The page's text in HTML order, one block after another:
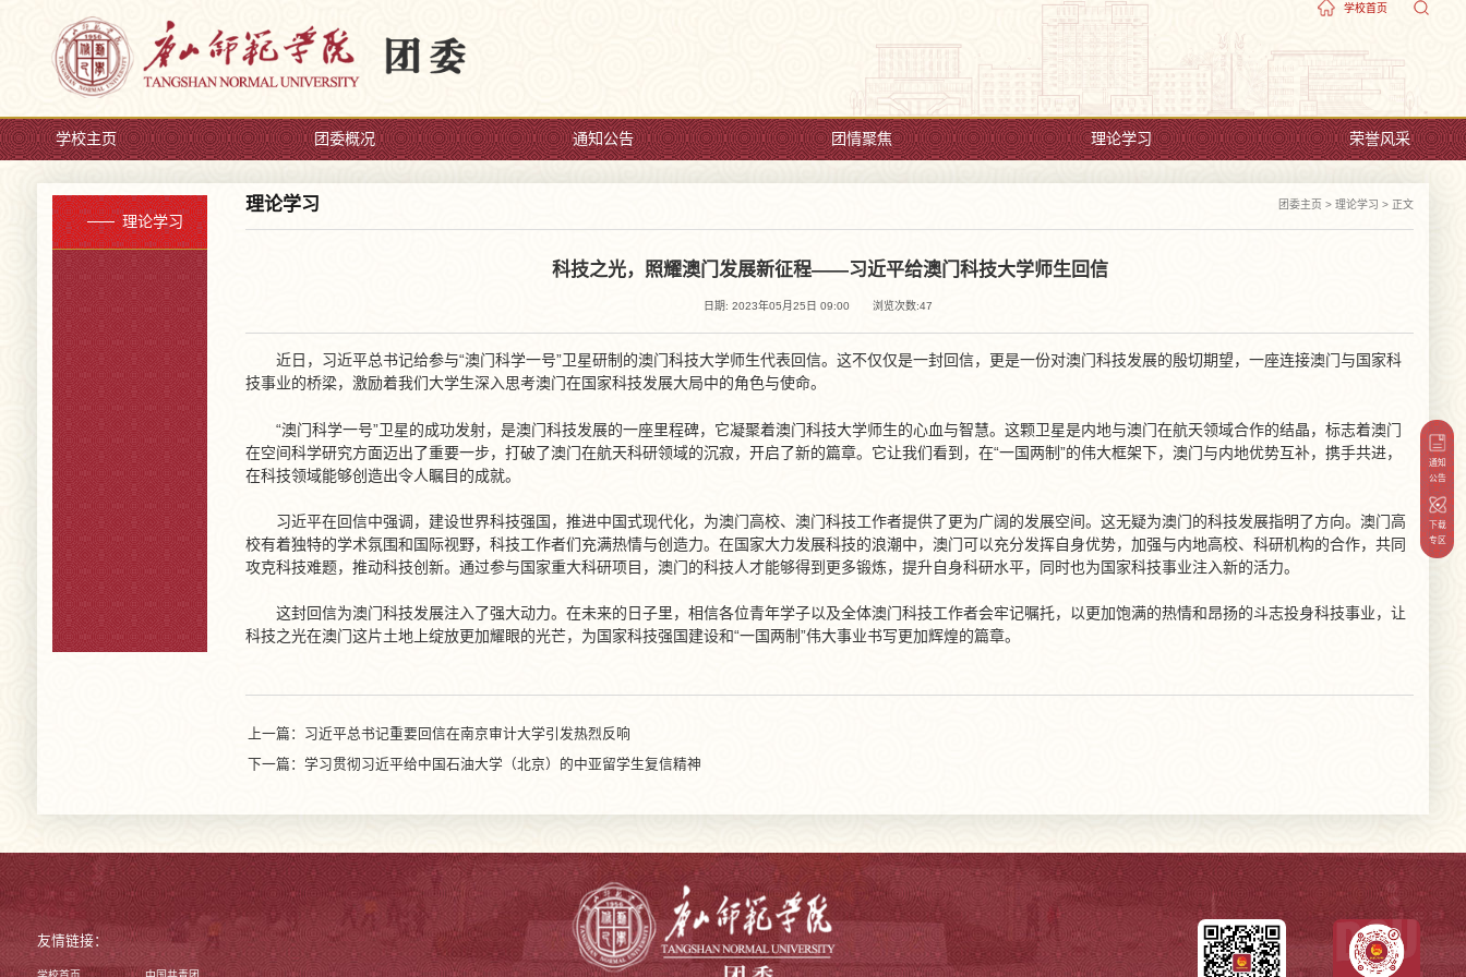
学校首页
学校主页 团委概况 通知公告 团情聚焦 理论学习 荣誉风采
理论学习
理论学习 团委主页 >理论学习 > 正文
科技之光，照耀澳门发展新征程——习近平给澳门科技大学师生回信
日期: 2023年05月25日 09:00 浏览次数:47
近日，习近平总书记给参与“澳门科学一号”卫星研制的澳门科技大学师生代表回信。这不仅仅是一封回信，更是一份对澳门科技发展的殷切期望，一座连接澳门与国家科
技事业的桥梁，激励着我们大学生深入思考澳门在国家科技发展大局中的角色与使命。
“澳门科学一号”卫星的成功发射，是澳门科技发展的一座里程碑，它凝聚着澳门科技大学师生的心血与智慧。这颗卫星是内地与澳门在航天领域合作的结晶，标志着澳门
在空间科学研究方面迈出了重要一步，打破了澳门在航天科研领域的沉寂，开启了新的篇章。它让我们看到，在“一国两制”的伟大框架下，澳门与内地优势互补，携手共进，
在科技领域能够创造出令人瞩目的成就。
习近平在回信中强调，建设世界科技强国，推进中国式现代化，为澳门高校、澳门科技工作者提供了更为广阔的发展空间。这无疑为澳门的科技发展指明了方向。澳门高
校有着独特的学术氛围和国际视野，科技工作者们充满热情与创造力。在国家大力发展科技的浪潮中，澳门可以充分发挥自身优势，加强与内地高校、科研机构的合作，共同
攻克科技难题，推动科技创新。通过参与国家重大科研项目，澳门的科技人才能够得到更多锻炼，提升自身科研水平，同时也为国家科技事业注入新的活力。
这封回信为澳门科技发展注入了强大动力。在未来的日子里，相信各位青年学子以及全体澳门科技工作者会牢记嘱托，以更加饱满的热情和昂扬的斗志投身科技事业，让
科技之光在澳门这片土地上绽放更加耀眼的光芒，为国家科技强国建设和“一国两制”伟大事业书写更加辉煌的篇章。
上一篇：习近平总书记重要回信在南京审计大学引发热烈反响
下一篇：学习贯彻习近平给中国石油大学（北京）的中亚留学生复信精神
通知
公告
下载
专区
友情链接：